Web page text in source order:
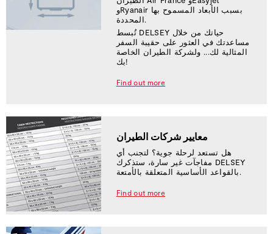
وRyanair بسبب الأبعاد المسموح بها
المحددة.
تُبسط DELSEY حياتك من خلال
مساعدتك في العثور على حقيبة السفر
المثالية لك... ولشركة الطيران الخاصة
بك!
Find out more
معايير شركات الطيران
هل تستعد لرحلة جوية؟ لتجنب أي
مفاجآت غير سارة، ستذكرك DELSEY
بالقواعد الأساسية المتعلقة بالأمتعة.
Find out more